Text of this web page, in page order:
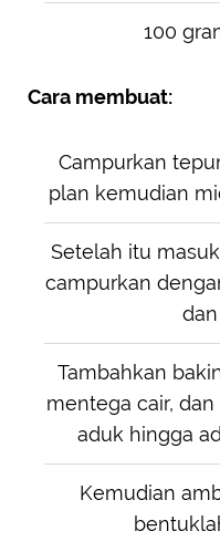
100
Cara membuat:
Campurkan
plan kemudian
Setelah itu
campurkan
Tambahkan
mentega cair,
aduk hingga
Kemudian